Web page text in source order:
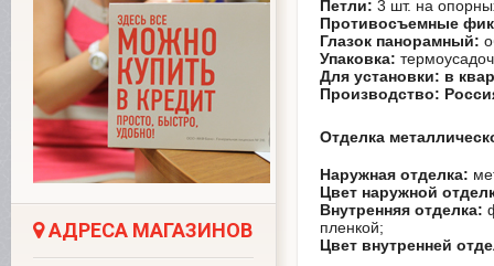
АДРЕСА МАГАЗИНОВ
Петли: 3 шт. на
Противосъемные
Глазок панорамный:
Упаковка:
Для установки: в
Производство:
Отделка
Наружная отделка:
Цвет наружной
Внутренняя отделка:
пленкой;
Цвет внутренней